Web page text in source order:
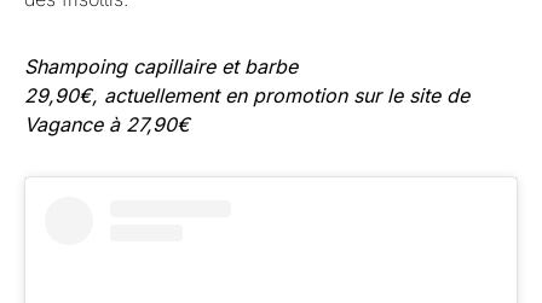
Shampoing capillaire et barbe
29,90€, actuellement en promotion sur le site de
Vagance à 27,90€